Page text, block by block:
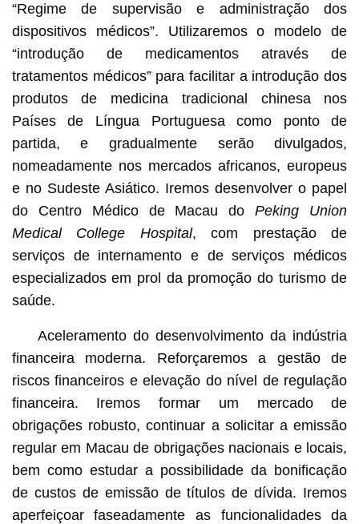
“Regime de supervisão e administração dos
dispositivos médicos”. Utilizaremos o modelo de
“introdução de medicamentos através de
tratamentos médicos” para facilitar a introdução dos
produtos de medicina tradicional chinesa nos
Países de Língua Portuguesa como ponto de
partida, e gradualmente serão divulgados,
nomeadamente nos mercados africanos, europeus
e no Sudeste Asiático. Iremos desenvolver o papel
do Centro Médico de Macau doPeking Union
Medical College Hospital, com prestação de
serviços de internamento e de serviços médicos
especializados em prol da promoção do turismo de
saúde.
Aceleramento do desenvolvimento da indústria
financeira moderna. Reforçaremos a gestão de
riscos financeiros e elevação do nível de regulação
financeira. Iremos formar um mercado de
obrigações robusto, continuar a solicitar a emissão
regular em Macau de obrigações nacionais e locais,
bem como estudar a possibilidade da bonificação
de custos de emissão de títulos de dívida. Iremos
aperfeiçoar faseadamente as funcionalidades da